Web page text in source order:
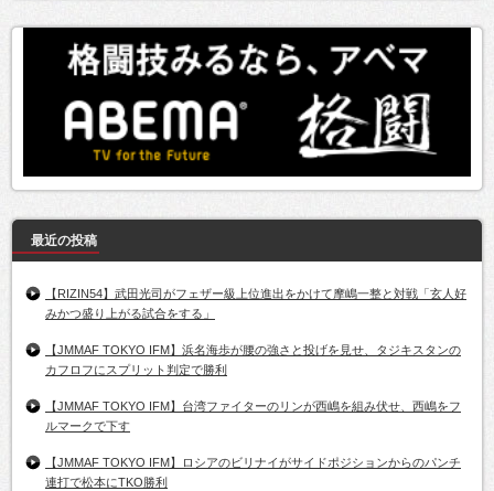
最近の投稿
【RIZIN54】武田光司がフェザー級上位進出をかけて摩嶋一整と対戦「玄人好
みかつ盛り上がる試合をする」
【JMMAF TOKYO IFM】浜名海歩が腰の強さと投げを見せ、タジキスタンの
カフロフにスプリット判定で勝利
【JMMAF TOKYO IFM】台湾ファイターのリンが西嶋を組み伏せ、西嶋をフ
ルマークで下す
【JMMAF TOKYO IFM】ロシアのビリナイがサイドポジションからのパンチ
連打で松本にTKO勝利